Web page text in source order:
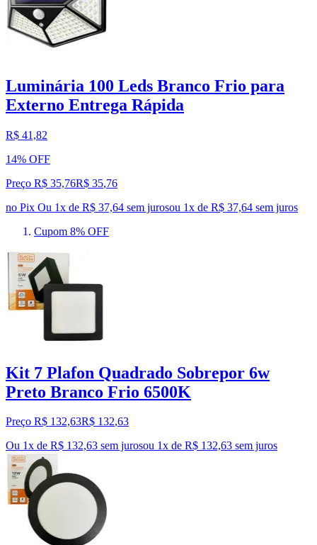
Luminária 100 Leds Branco Frio para
Externo Entrega Rápida
R$ 41,82
14% OFF
Preço R$ 35,76R$ 35,76
no Pix Ou 1x de R$ 37,64 sem jurosou 1x de R$ 37,64 sem juros
Cupom 8% OFF
Kit 7 Plafon Quadrado Sobrepor 6w
Preto Branco Frio 6500K
Preço R$ 132,63R$ 132,63
Ou 1x de R$ 132,63 sem jurosou 1x de R$ 132,63 sem juros